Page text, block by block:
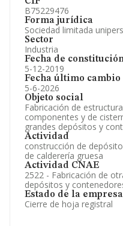
B75229476
Forma jurídica
Sociedad limitada
Sector
Industria
Fecha de
5-12-2019
Fecha último cambio
5-6-2026
Objeto social
Fabricación de
componentes y de
grandes depósitos y
Actividad
construcción de
de calderería gruesa
Actividad CNAE
2522 - Fabricación de
depósitos y
Estado de la empresa
Cierre de hoja registral